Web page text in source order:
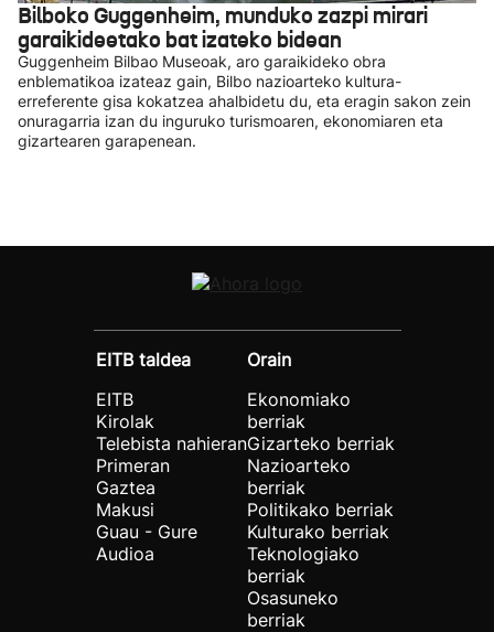
Bilboko Guggenheim, munduko zazpi mirari
garaikideetako bat izateko bidean
Guggenheim Bilbao Museoak, aro garaikideko obra
enblematikoa izateaz gain, Bilbo nazioarteko kultura-
erreferente gisa kokatzea ahalbidetu du, eta eragin sakon zein
onuragarria izan du inguruko turismoaren, ekonomiaren eta
gizartearen garapenean.
EITB taldea
EITB
Kirolak
Telebista nahieran
Primeran
Gaztea
Makusi
Guau - Gure
Audioa
Orain
Ekonomiako
berriak
Gizarteko berriak
Nazioarteko
berriak
Politikako berriak
Kulturako berriak
Teknologiako
berriak
Osasuneko
berriak